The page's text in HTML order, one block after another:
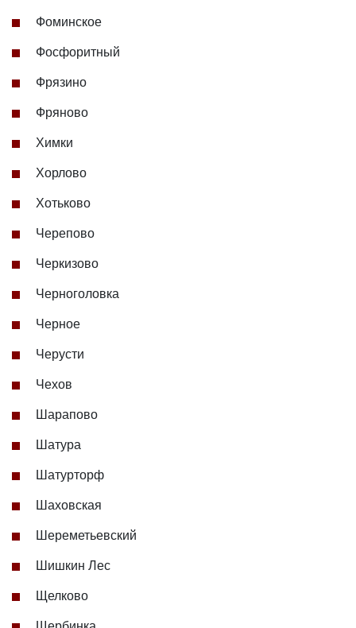
Фоминское
Фосфоритный
Фрязино
Фряново
Химки
Хорлово
Хотьково
Черепово
Черкизово
Черноголовка
Черное
Черусти
Чехов
Шарапово
Шатура
Шатурторф
Шаховская
Шереметьевский
Шишкин Лес
Щелково